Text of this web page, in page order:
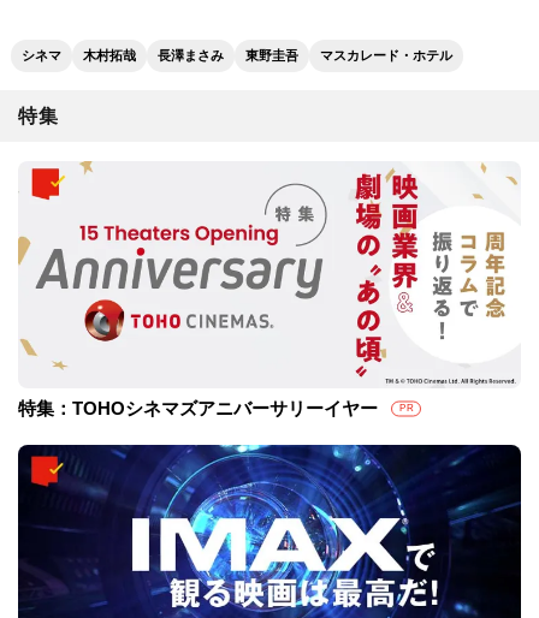
シネマ 木村拓哉 長澤まさみ 東野圭吾 マスカレード・ホテル
特集
特集：TOHOシネマズアニバーサリーイヤー PR